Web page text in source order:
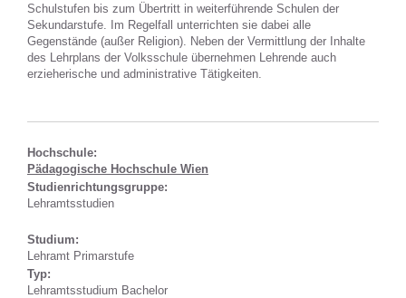
Schulstufen bis zum Übertritt in weiterführende Schulen der
Sekundarstufe. Im Regelfall unterrichten sie dabei alle
Gegenstände (außer Religion). Neben der Vermittlung der Inhalte
des Lehrplans der Volksschule übernehmen Lehrende auch
erzieherische und administrative Tätigkeiten.
Hochschule:
Pädagogische Hochschule Wien
Studienrichtungsgruppe:
Lehramtsstudien
Studium:
Lehramt Primarstufe
Typ:
Lehramtsstudium Bachelor